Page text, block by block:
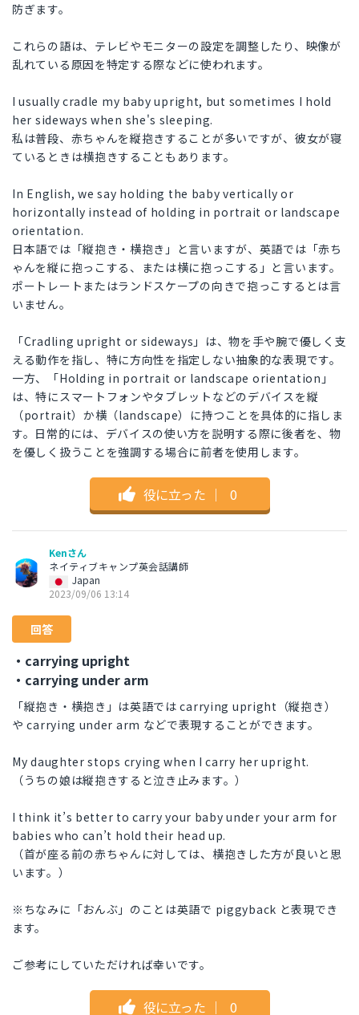
防ぎます。
これらの語は、テレビやモニターの設定を調整したり、映像が
乱れている原因を特定する際などに使われます。
I usually cradle my baby upright, but sometimes I hold
her sideways when she's sleeping.
私は普段、赤ちゃんを縦抱きすることが多いですが、彼女が寝
ているときは横抱きすることもあります。
In English, we say holding the baby vertically or
horizontally instead of holding in portrait or landscape
orientation.
日本語では「縦抱き・横抱き」と言いますが、英語では「赤ち
ゃんを縦に抱っこする、または横に抱っこする」と言います。
ポートレートまたはランドスケープの向きで抱っこするとは言
いません。
「Cradling upright or sideways」は、物を手や腕で優しく支
える動作を指し、特に方向性を指定しない抽象的な表現です。
一方、「Holding in portrait or landscape orientation」
は、特にスマートフォンやタブレットなどのデバイスを縦
（portrait）か横（landscape）に持つことを具体的に指しま
す。日常的には、デバイスの使い方を説明する際に後者を、物
を優しく扱うことを強調する場合に前者を使用します。
役に立った ｜ 0
Kenさん
ネイティブキャンプ英会話講師
Japan
2023/09/06 13:14
回答
・carrying upright
・carrying under arm
「縦抱き・横抱き」は英語では carrying upright（縦抱き）
や carrying under arm などで表現することができます。
My daughter stops crying when I carry her upright.
（うちの娘は縦抱きすると泣き止みます。）
I think it’s better to carry your baby under your arm for
babies who can’t hold their head up.
（首が座る前の赤ちゃんに対しては、横抱きした方が良いと思
います。）
※ちなみに「おんぶ」のことは英語で piggyback と表現でき
ます。
ご参考にしていただければ幸いです。
役に立った ｜ 0